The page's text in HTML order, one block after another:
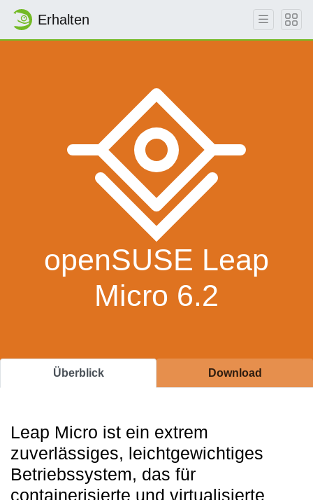
Erhalten
openSUSE Leap
Micro 6.2
Überblick Download
Leap Micro ist ein extrem
zuverlässiges, leichtgewichtiges
Betriebssystem, das für
containerisierte und virtualisierte